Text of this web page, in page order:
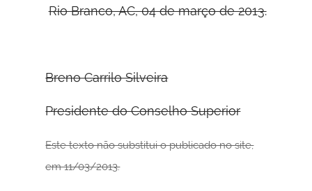
Rio Branco, AC, 04 de março de 2013.
Breno Carrilo Silveira
Presidente do Conselho Superior
Este texto não substitui o publicado no site,
em 11/03/2013.